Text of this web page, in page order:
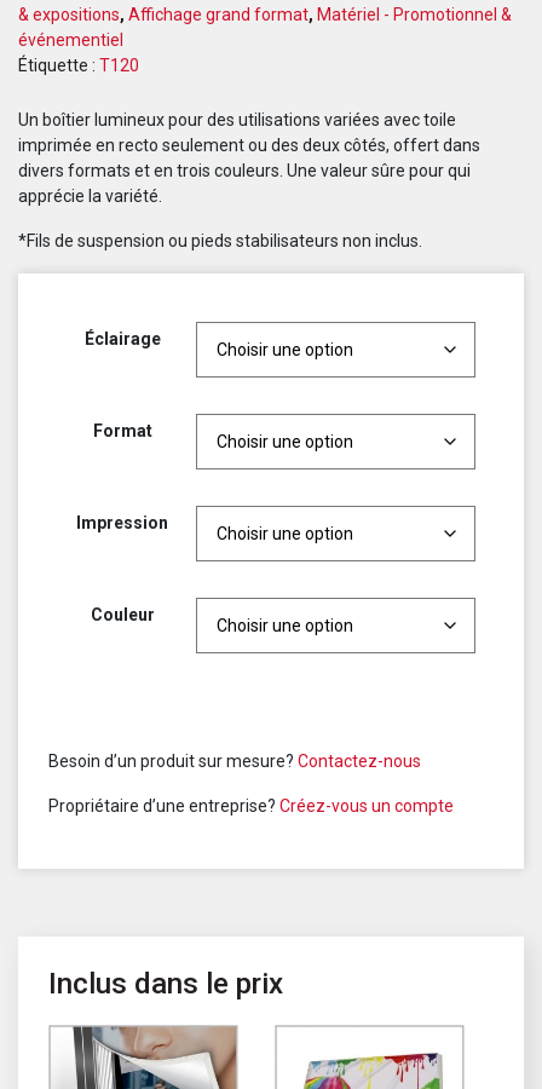
& expositions, Affichage grand format, Matériel - Promotionnel &
événementiel
Étiquette : T120
Un boîtier lumineux pour des utilisations variées avec toile
imprimée en recto seulement ou des deux côtés, offert dans
divers formats et en trois couleurs. Une valeur sûre pour qui
apprécie la variété.
*Fils de suspension ou pieds stabilisateurs non inclus.
Éclairage
Format
Impression
Couleur
Besoin d’un produit sur mesure? Contactez-nous
Propriétaire d’une entreprise? Créez-vous un compte
Inclus dans le prix